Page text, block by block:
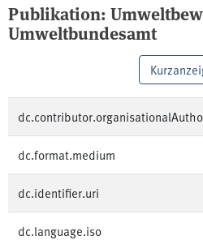
Schlagwörter
Publikation:
Umweltbundesamt
dc.format.medium
dc.identifier.uri
dc.language.iso